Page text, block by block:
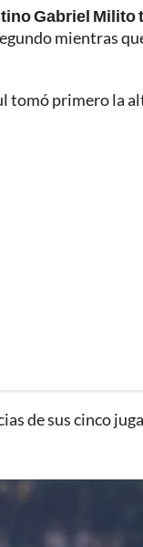
Gabriel Milito
mientras
tomó primero la
de sus cinco